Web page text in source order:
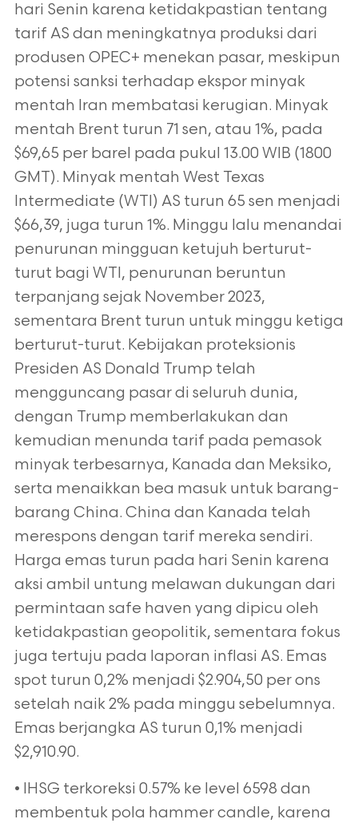
hari Senin karena ketidakpastian tentang
tarif AS dan meningkatnya produksi dari
produsen OPEC+ menekan pasar, meskipun
potensi sanksi terhadap ekspor minyak
mentah Iran membatasi kerugian. Minyak
mentah Brent turun 71 sen, atau 1%, pada
$69,65 per barel pada pukul 13.00 WIB (1800
GMT). Minyak mentah West Texas
Intermediate (WTI) AS turun 65 sen menjadi
$66,39, juga turun 1%. Minggu lalu menandai
penurunan mingguan ketujuh berturut-
turut bagi WTI, penurunan beruntun
terpanjang sejak November 2023,
sementara Brent turun untuk minggu ketiga
berturut-turut. Kebijakan proteksionis
Presiden AS Donald Trump telah
mengguncang pasar di seluruh dunia,
dengan Trump memberlakukan dan
kemudian menunda tarif pada pemasok
minyak terbesarnya, Kanada dan Meksiko,
serta menaikkan bea masuk untuk barang-
barang China. China dan Kanada telah
merespons dengan tarif mereka sendiri.
Harga emas turun pada hari Senin karena
aksi ambil untung melawan dukungan dari
permintaan safe haven yang dipicu oleh
ketidakpastian geopolitik, sementara fokus
juga tertuju pada laporan inflasi AS. Emas
spot turun 0,2% menjadi $2.904,50 per ons
setelah naik 2% pada minggu sebelumnya.
Emas berjangka AS turun 0,1% menjadi
$2,910.90.
• IHSG terkoreksi 0.57% ke level 6598 dan
membentuk pola hammer candle, karena